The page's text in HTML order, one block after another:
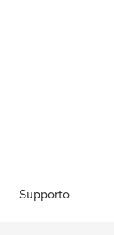
Supporto